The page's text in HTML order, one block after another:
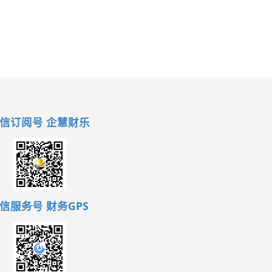
订阅号 企慧财乐
服务号 财务GPS